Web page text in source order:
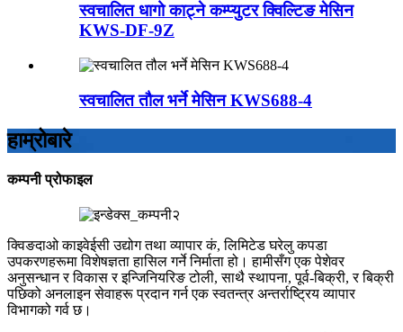
स्वचालित धागो काट्ने कम्प्युटर क्विल्टिङ मेसिन
KWS-DF-9Z
स्वचालित तौल भर्ने मेसिन KWS688-4
हाम्रोबारे
कम्पनी प्रोफाइल
क्विङदाओ काइवेईसी उद्योग तथा व्यापार कं, लिमिटेड घरेलु कपडा
उपकरणहरूमा विशेषज्ञता हासिल गर्ने निर्माता हो। हामीसँग एक पेशेवर
अनुसन्धान र विकास र इन्जिनियरिङ टोली, साथै स्थापना, पूर्व-बिक्री, र बिक्री
पछिको अनलाइन सेवाहरू प्रदान गर्न एक स्वतन्त्र अन्तर्राष्ट्रिय व्यापार
विभागको गर्व छ।